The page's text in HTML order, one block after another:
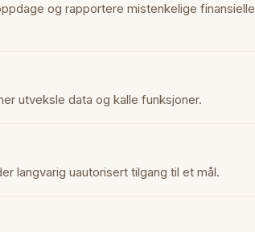
og rapportere mistenkelige finansielle
utveksle data og kalle funksjoner.
langvarig uautorisert tilgang til et mål.